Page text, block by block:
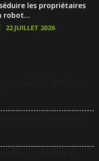
les propriétaires
robot...
22 JUILLET 2026